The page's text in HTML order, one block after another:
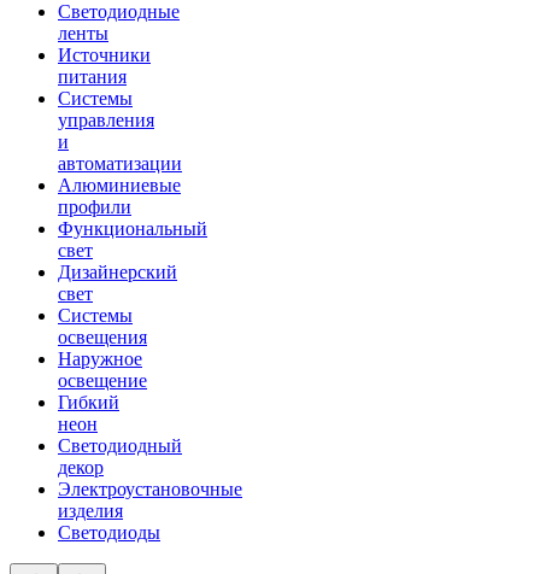
Светодиодные
ленты
Источники
питания
Системы
управления
и
автоматизации
Алюминиевые
профили
Функциональный
свет
Дизайнерский
свет
Системы
освещения
Наружное
освещение
Гибкий
неон
Светодиодный
декор
Электроустановочные
изделия
Светодиоды